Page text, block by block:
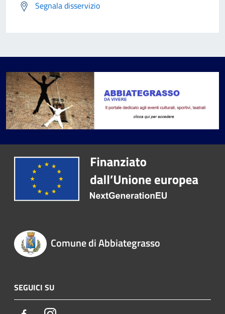
Segnala disservizio
Comune di Abbiategrasso
SEGUICI SU